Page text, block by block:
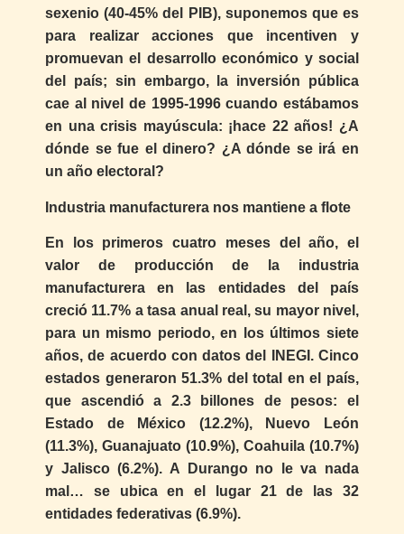
sexenio (40-45% del PIB), suponemos que es
para realizar acciones que incentiven y
promuevan el desarrollo económico y social
del país; sin embargo, la inversión pública
cae al nivel de 1995-1996 cuando estábamos
en una crisis mayúscula: ¡hace 22 años! ¿A
dónde se fue el dinero? ¿A dónde se irá en
un año electoral?
Industria manufacturera nos mantiene a flote
En los primeros cuatro meses del año, el
valor de producción de la industria
manufacturera en las entidades del país
creció 11.7% a tasa anual real, su mayor nivel,
para un mismo periodo, en los últimos siete
años, de acuerdo con datos del INEGI. Cinco
estados generaron 51.3% del total en el país,
que ascendió a 2.3 billones de pesos: el
Estado de México (12.2%), Nuevo León
(11.3%), Guanajuato (10.9%), Coahuila (10.7%)
y Jalisco (6.2%). A Durango no le va nada
mal… se ubica en el lugar 21 de las 32
entidades federativas (6.9%).